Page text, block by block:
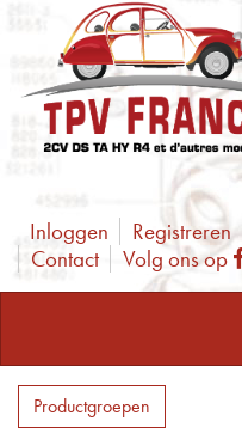
Inloggen Registreren
Contact
Volg ons op
Productgroepen